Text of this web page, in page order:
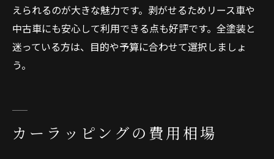
えられるのが大きな魅力です。剥がせるためリース車や
中古車にも安心して利用できる点も好評です。全塗装と
迷っている方は、目的や予算に合わせて選択しましょ
う。
カーラッピングの費用相場